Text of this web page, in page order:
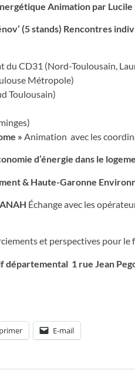
Animation par
(5 stands) Rencontres
du CD31 (Nord-Toulousain,
Métropole)
Toulousain)
» Animation avec les
d’énergie dans le
& Haute-Garonne
Échange avec les
et perspectives pour
1 rue Jean
E-mail